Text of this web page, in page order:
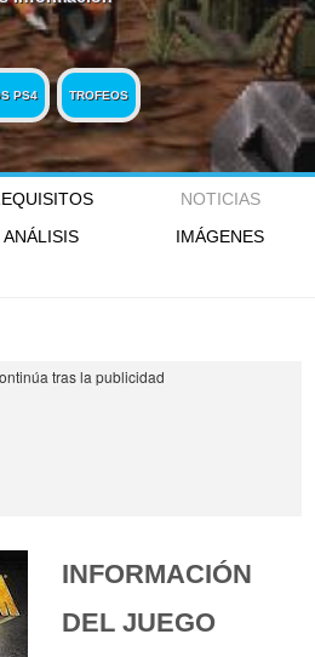
PS4 TROFEOS
NOTICIAS
ANÁLISIS
IMÁGENES
INFORMACIÓN
DEL JUEGO